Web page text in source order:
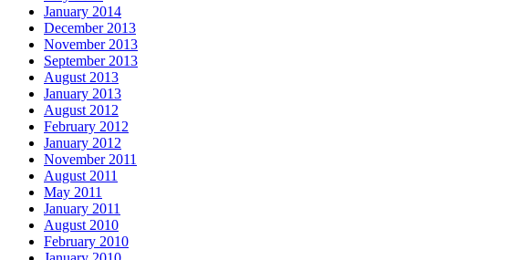
January 2014
December 2013
November 2013
September 2013
August 2013
January 2013
August 2012
February 2012
January 2012
November 2011
August 2011
May 2011
January 2011
August 2010
February 2010